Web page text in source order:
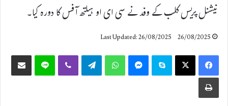
نیشنل پریس کلب کے وفد نے سی ای او ہیلتھ آفس کا دورہ کیا۔
26/08/2025
Last Updated: 26/08/2025
Facebook
X
Skype
WhatsApp
Telegram
Line